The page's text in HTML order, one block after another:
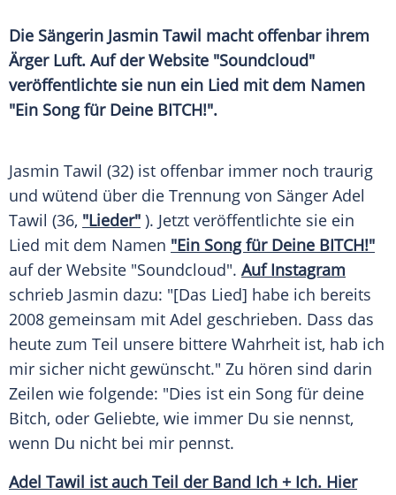
Die Sängerin Jasmin Tawil macht offenbar ihrem
Ärger Luft. Auf der Website "Soundcloud"
veröffentlichte sie nun ein Lied mit dem Namen
"Ein Song für Deine BITCH!".
Jasmin Tawil (32) ist offenbar immer noch traurig
und wütend über die Trennung von Sänger Adel
Tawil (36, "Lieder" ). Jetzt veröffentlichte sie ein
Lied mit dem Namen "Ein Song für Deine BITCH!"
auf der Website "Soundcloud". Auf Instagram
schrieb Jasmin dazu: "[Das Lied] habe ich bereits
2008 gemeinsam mit Adel geschrieben. Dass das
heute zum Teil unsere bittere Wahrheit ist, hab ich
mir sicher nicht gewünscht." Zu hören sind darin
Zeilen wie folgende: "Dies ist ein Song für deine
Bitch, oder Geliebte, wie immer Du sie nennst,
wenn Du nicht bei mir pennst.
Adel Tawil ist auch Teil der Band Ich + Ich. Hier